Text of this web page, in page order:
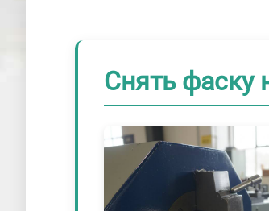
Снять фаску